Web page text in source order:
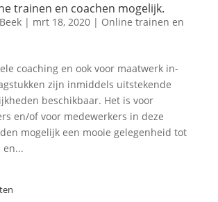
trainen en coachen mogelijk.
| mrt 18, 2020| Online trainen en
coaching en ook voor maatwerk in-
zijn inmiddels uitstekende
beschikbaar. Het is voor
en/of voor medewerkers in deze
mogelijk een mooie gelegenheid tot
en...